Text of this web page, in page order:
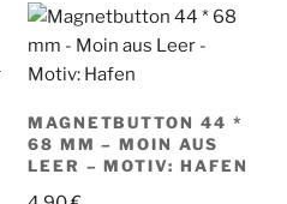
MAGNETBUTTON 44 *
68 MM – MOIN AUS
LEER – MOTIV: HAFEN